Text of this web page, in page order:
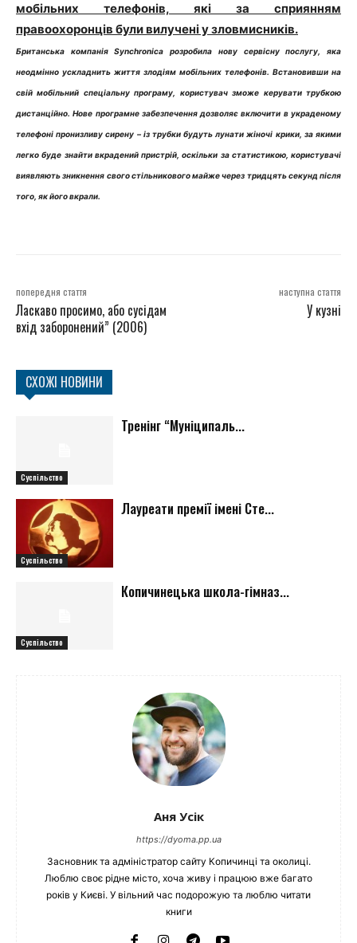
мобільних телефонів, які за сприянням
правоохоронців були вилучені у зловмисників.
Британська компанія Synchronica розробила нову сервісну послугу, яка
неодмінно ускладнить життя злодіям мобільних телефонів. Встановивши на
свій мобільний спеціальну програму, користувач зможе керувати трубкою
дистанційно. Нове програмне забезпечення дозволяє включити в украденому
телефоні пронизливу сирену – із трубки будуть лунати жіночі крики, за якими
легко буде знайти вкрадений пристрій, оскільки за статистикою, користувачі
виявляють зникнення свого стільникового майже через тридцять секунд після
того, як його вкрали.
попередня стаття
Ласкаво просимо, або сусідам
вхід заборонений” (2006)
наступна стаття
У кузні
СХОЖІ НОВИНИ
Суспільство
Тренінг “Муніципаль...
Суспільство
Лауреати премії імені Сте...
Суспільство
Копичинецька школа-гімназ...
Аня Усік
https://dyoma.pp.ua
Засновник та адміністратор сайту Копичинці та околиці.
Люблю своє рідне місто, хоча живу і працюю вже багато
років у Києві. У вільний час подорожую та люблю читати
книги